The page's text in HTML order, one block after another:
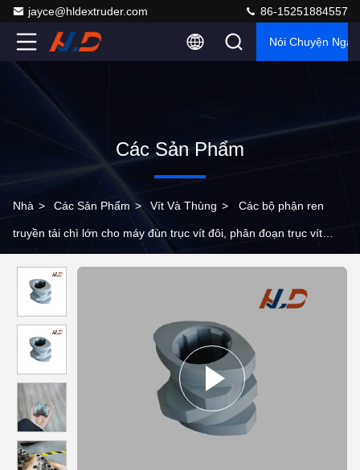
jayce@hldextruder.com 86-15251884557
Nói Chuyện Ngay.
Các Sản Phẩm
Nhà > Các Sản Phẩm > Vít Và Thùng > Các bộ phận ren
truyền tải chì lớn cho máy đùn trục vít đôi, phân đoạn trục vít